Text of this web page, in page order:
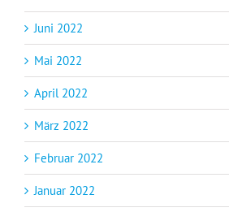
Juni 2022
Mai 2022
April 2022
März 2022
Februar 2022
Januar 2022